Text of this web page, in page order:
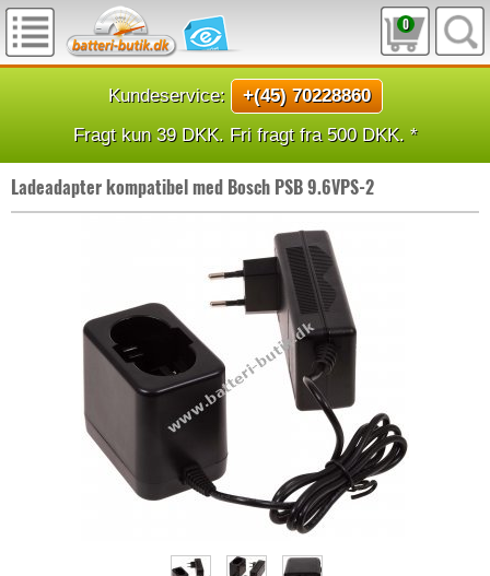
0
Kundeservice:
+(45) 70228860
Fragt kun 39 DKK. Fri fragt fra 500 DKK. *
Ladeadapter kompatibel med Bosch PSB 9.6VPS-2